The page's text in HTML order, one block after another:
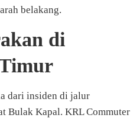
belakang.
di
dari insiden di jalur
Bulak Kapal. KRL Commuter